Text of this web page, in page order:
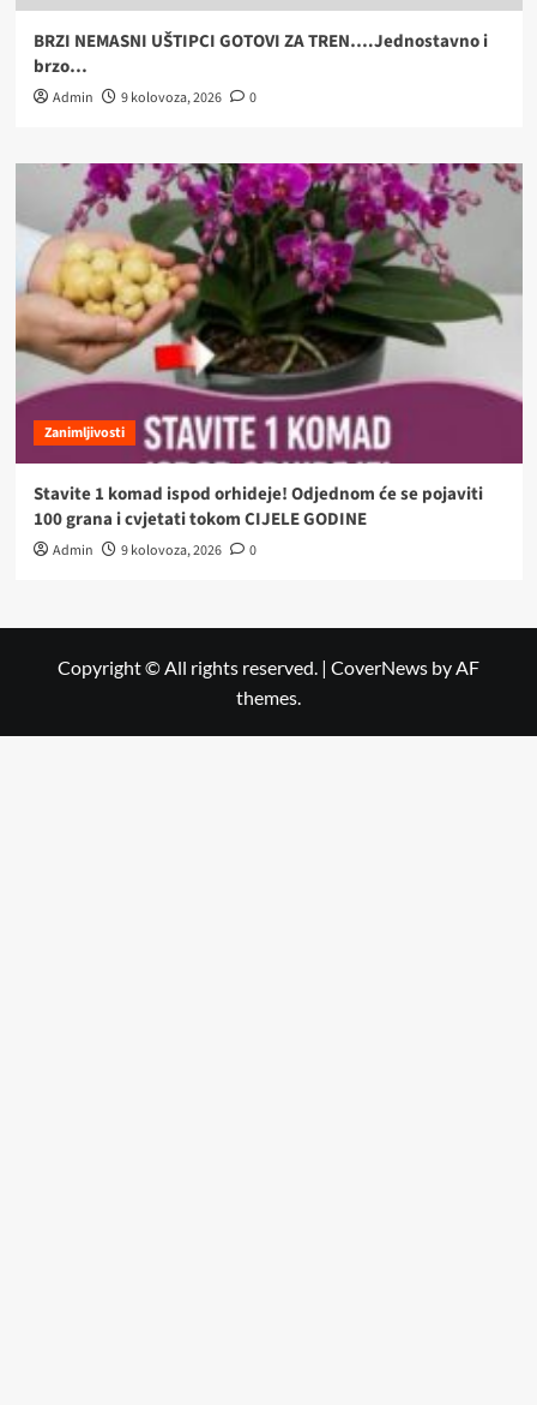
BRZI NEMASNI UŠTIPCI GOTOVI ZA TREN….Jednostavno i
brzo…
Admin 9 kolovoza, 2026 0
Zanimljivosti
Stavite 1 komad ispod orhideje! Odjednom će se pojaviti
100 grana i cvjetati tokom CIJELE GODINE
Admin 9 kolovoza, 2026 0
Copyright © All rights reserved. | CoverNews by AF
themes.